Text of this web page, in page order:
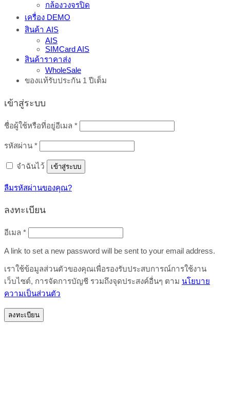
กล้องวงจรปิด
เครื่อง DEMO
สินค้า AIS
AIS
SIMCard AIS
สินค้าราคาส่ง
WholeSale
ของแท้รับประกัน 1 ปีเต็ม
เข้าสู่ระบบ
ชื่อผู้ใช้หรือที่อยู่อีเมล *ต้องการ
รหัสผ่าน *ต้องการ
จำฉันไว้ เข้าสู่ระบบ
ลืมรหัสผ่านของคุณ?
ลงทะเบียน
อีเมล *ต้องการ
A link to set a new password will be sent to your email address.
เราใช้ข้อมูลส่วนตัวของคุณเพื่อรองรับประสบการณ์การใช้งาน
เว็บไซต์, การจัดการบัญชี รวมถึงจุดประสงค์อื่นๆ ตาม นโยบาย
ความเป็นส่วนตัว
ลงทะเบียน